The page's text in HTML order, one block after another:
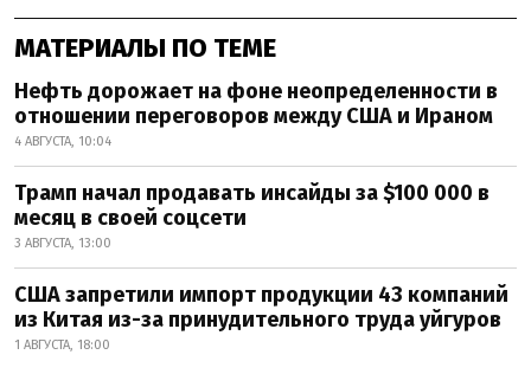
МАТЕРИАЛЫ ПО ТЕМЕ
Нефть дорожает на фоне неопределенности в
отношении переговоров между США и Ираном
4 АВГУСТА, 10:04
Трамп начал продавать инсайды за $100 000 в
месяц в своей соцсети
3 АВГУСТА, 13:00
США запретили импорт продукции 43 компаний
из Китая из-за принудительного труда уйгуров
1 АВГУСТА, 18:00